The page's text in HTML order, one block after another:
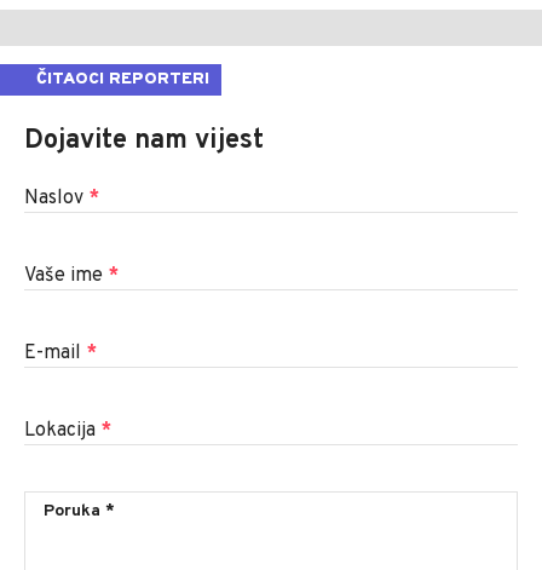
ČITAOCI REPORTERI
Dojavite nam vijest
Naslov *
Vaše ime *
E-mail *
Lokacija *